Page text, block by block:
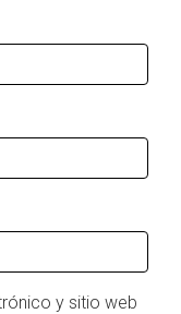
y sitio web